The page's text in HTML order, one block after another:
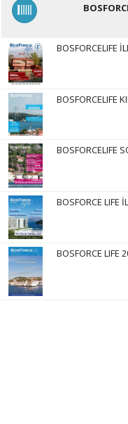
BOSFORCELIFE
BOSFORCELIFE
BOSFORCELIFE
BOSFORCE LIFE
BOSFORCE LIFE